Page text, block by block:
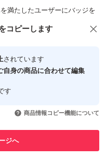
満たしたユーザーにバッジを
心・安全なユーザーです
引を完了させた実績があります
での取引実績があります
コピーします
されています
自身の商品に合わせて編集
す
商品情報コピー機能について
ジへ
メ